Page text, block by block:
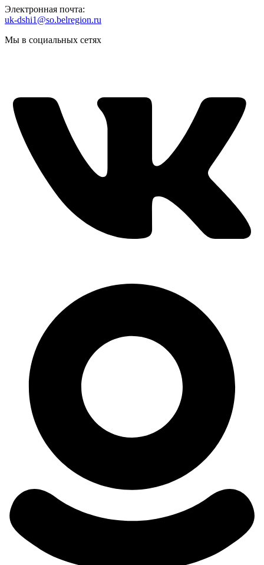
Электронная почта:
uk-dshi1@so.belregion.ru
Мы в социальных сетях